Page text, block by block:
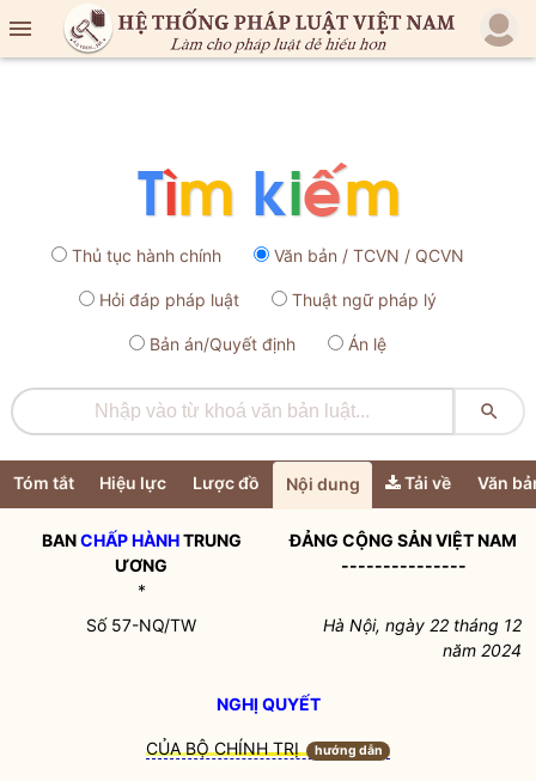

Thủ tục hành chính Văn bản / TCVN / QCVN
Hỏi đáp pháp luật Thuật ngữ pháp lý
Bản án/Quyết định Án lệ

Tóm tắt Hiệu lực Lược đồ Nội dung Tải về Văn
BANCHẤP HÀNHTRUNG
ƯƠNG
*
ĐẢNG CỘNG SẢN VIỆT NAM
---------------
Số 57-NQ/TW
Hà Nội, ngày 22 tháng 12
năm 2024
NGHỊ QUYẾT
CỦA BỘ CHÍNH TRỊ hướng dẫn